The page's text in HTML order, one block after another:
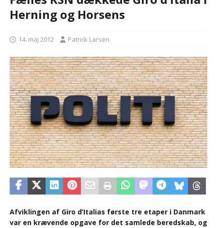
Herning og Horsens
14. maj 2012 Patrick Larsen
Afviklingen af Giro d’Italias første tre etaper i Danmark
var en krævende opgave for det samlede beredskab, og